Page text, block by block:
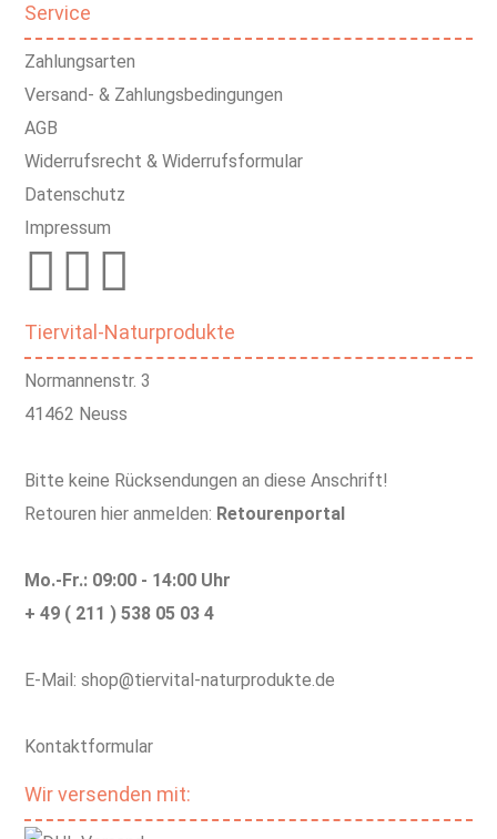
Service
Zahlungsarten
Versand- & Zahlungsbedingungen
AGB
Widerrufsrecht & Widerrufsformular
Datenschutz
Impressum
Tiervital-Naturprodukte
Normannenstr. 3
41462 Neuss
Bitte keine Rücksendungen an diese Anschrift!
Retouren hier anmelden: Retourenportal
Mo.-Fr.: 09:00 - 14:00 Uhr
+ 49 ( 211 ) 538 05 03 4
E-Mail: shop@tiervital-naturprodukte.de
Kontaktformular
Wir versenden mit: